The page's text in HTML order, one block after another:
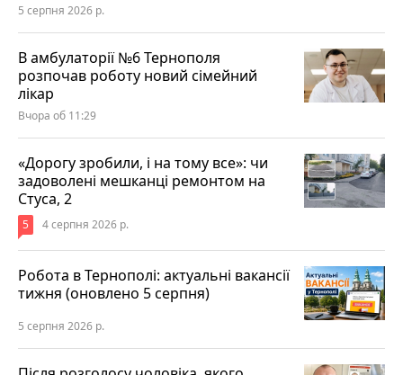
5 серпня 2026 р.
В амбулаторії №6 Тернополя
розпочав роботу новий сімейний
лікар
Вчора об 11:29
«Дорогу зробили, і на тому все»: чи
задоволені мешканці ремонтом на
Стуса, 2
5 4 серпня 2026 р.
Робота в Тернополі: актуальні вакансії
тижня (оновлено 5 серпня)
5 серпня 2026 р.